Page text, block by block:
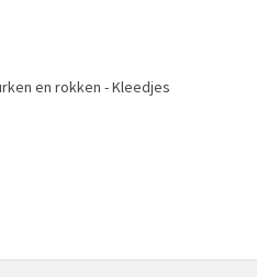
en rokken - Kleedjes